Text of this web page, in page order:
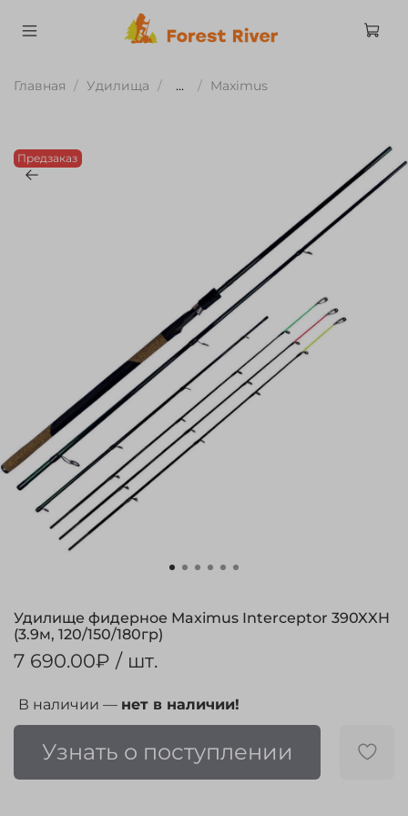
Главная Удилища ... Maximus
Предзаказ
Удилище фидерное Maximus Interceptor 390XXH
(3.9м, 120/150/180гр)
7 690.00₽ / шт.
В наличии — нет в наличии!
Узнать о поступлении